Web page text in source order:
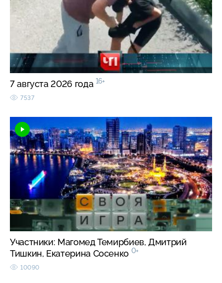
7 августа 2026 года 16+
7537
Участники: Магомед Темирбиев, Дмитрий
Тишкин, Екатерина Сосенко 0+
10090